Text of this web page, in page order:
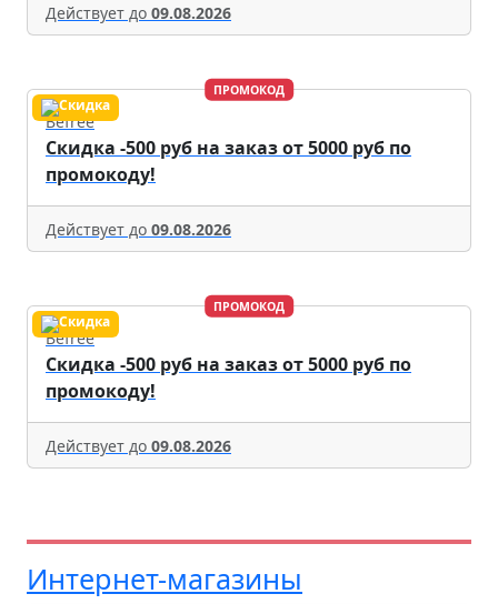
Действует до 09.08.2026
ПРОМОКОД
Befree
Скидка -500 руб на заказ от 5000 руб по
промокоду!
Действует до 09.08.2026
ПРОМОКОД
Befree
Скидка -500 руб на заказ от 5000 руб по
промокоду!
Действует до 09.08.2026
Интернет-магазины